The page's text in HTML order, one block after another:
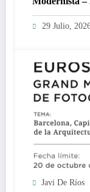
29 Julio,
Javi De Ríos